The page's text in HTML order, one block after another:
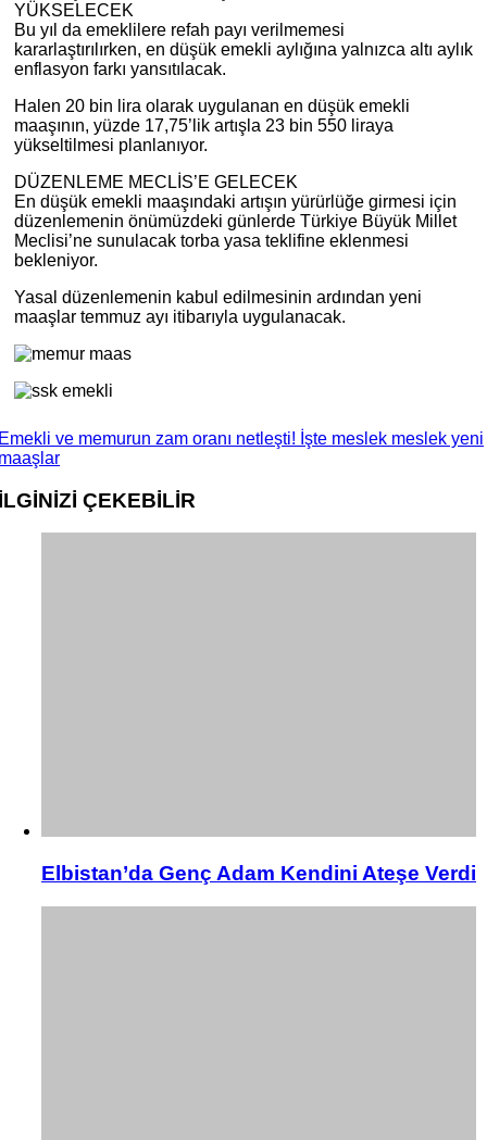
YÜKSELECEK
Bu yıl da emeklilere refah payı verilmemesi
kararlaştırılırken, en düşük emekli aylığına yalnızca altı aylık
enflasyon farkı yansıtılacak.
Halen 20 bin lira olarak uygulanan en düşük emekli
maaşının, yüzde 17,75’lik artışla 23 bin 550 liraya
yükseltilmesi planlanıyor.
DÜZENLEME MECLİS’E GELECEK
En düşük emekli maaşındaki artışın yürürlüğe girmesi için
düzenlemenin önümüzdeki günlerde Türkiye Büyük Millet
Meclisi’ne sunulacak torba yasa teklifine eklenmesi
bekleniyor.
Yasal düzenlemenin kabul edilmesinin ardından yeni
maaşlar temmuz ayı itibarıyla uygulanacak.
ve memurun zam oranı netleşti! İşte meslek meslek yeni
ÇEKEBİLİR
Elbistan’da Genç Adam Kendini Ateşe Verdi